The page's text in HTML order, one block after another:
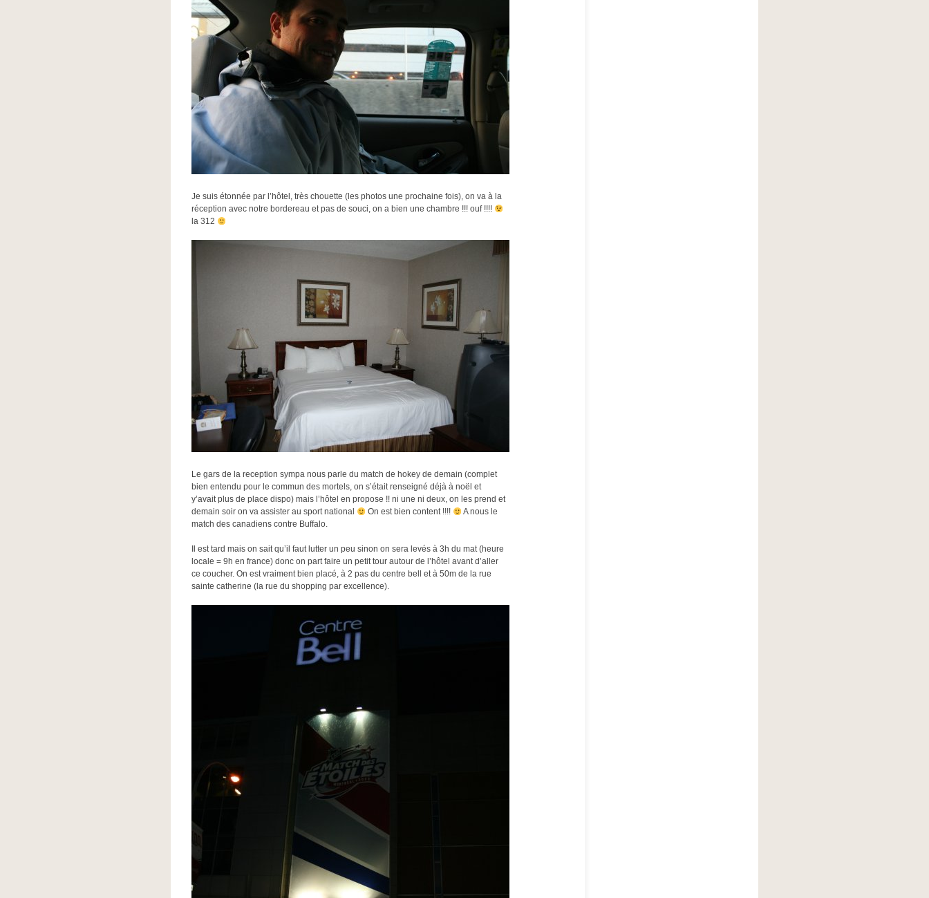
Je suis étonnée par l’hôtel, très chouette (les photos une prochaine fois), on va à la
réception avec notre bordereau et pas de souci, on a bien une chambre !!! ouf !!!!
la 312
Le gars de la reception sympa nous parle du match de hokey de demain (complet
bien entendu pour le commun des mortels, on s’était renseigné déjà à noël et
y’avait plus de place dispo) mais l’hôtel en propose !! ni une ni deux, on les prend et
demain soir on va assister au sport national
On est bien content !!!!
A nous le
match des canadiens contre Buffalo.
Il est tard mais on sait qu’il faut lutter un peu sinon on sera levés à 3h du mat (heure
locale = 9h en france) donc on part faire un petit tour autour de l’hôtel avant d’aller
ce coucher. On est vraiment bien placé, à 2 pas du centre bell et à 50m de la rue
sainte catherine (la rue du shopping par excellence).